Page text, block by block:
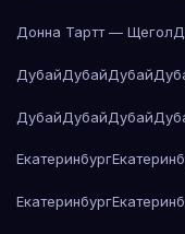
Донна Тартт — Щегол
ДубайДубайДубай
ДубайДубайДубай
Екатеринбург
Екатеринбург